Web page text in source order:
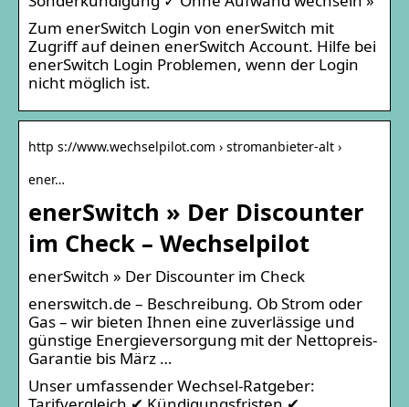
Zum enerSwitch Login von enerSwitch mit
Zugriff auf deinen enerSwitch Account. Hilfe bei
enerSwitch Login Problemen, wenn der Login
nicht möglich ist.
http s://www.wechselpilot.com › stromanbieter-alt ›
ener…
enerSwitch » Der Discounter
im Check – Wechselpilot
enerSwitch » Der Discounter im Check
enerswitch.de – Beschreibung. Ob Strom oder
Gas – wir bieten Ihnen eine zuverlässige und
günstige Energieversorgung mit der Nettopreis-
Garantie bis März …
Unser umfassender Wechsel-Ratgeber: